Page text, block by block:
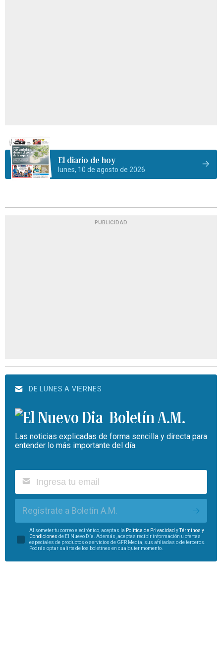
El diario de hoy
lunes, 10 de agosto de 2026
PUBLICIDAD
DE LUNES A VIERNES
Boletín A.M.
Las noticias explicadas de forma sencilla y directa para
entender lo más importante del día.
Regístrate a Boletín A.M.
Al someter tu correo electrónico, aceptas la Política de Privacidad yTérminos y
Condiciones de El Nuevo Día. Además, aceptas recibir información u ofertas
especiales de productos o servicios de GFR Media, sus afiliadas o de terceros.
Podrás optar salirte de los boletines en cualquier momento.